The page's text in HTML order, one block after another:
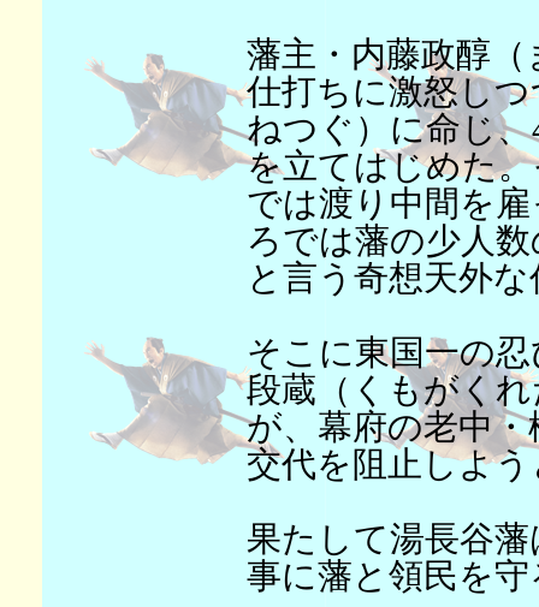
藩主・内藤政醇
仕打ちに激怒し
ねつぐ）に命じ
を立てはじめた
では渡り中間を
ろでは藩の少人
と言う奇想天外
そこに東国一の
段蔵（くもがく
が、幕府の老中
交代を阻止しよ
果たして湯長谷
事に藩と領民を